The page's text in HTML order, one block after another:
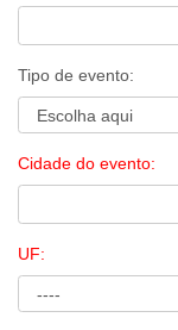
Tipo de evento:
Cidade do evento:
UF: